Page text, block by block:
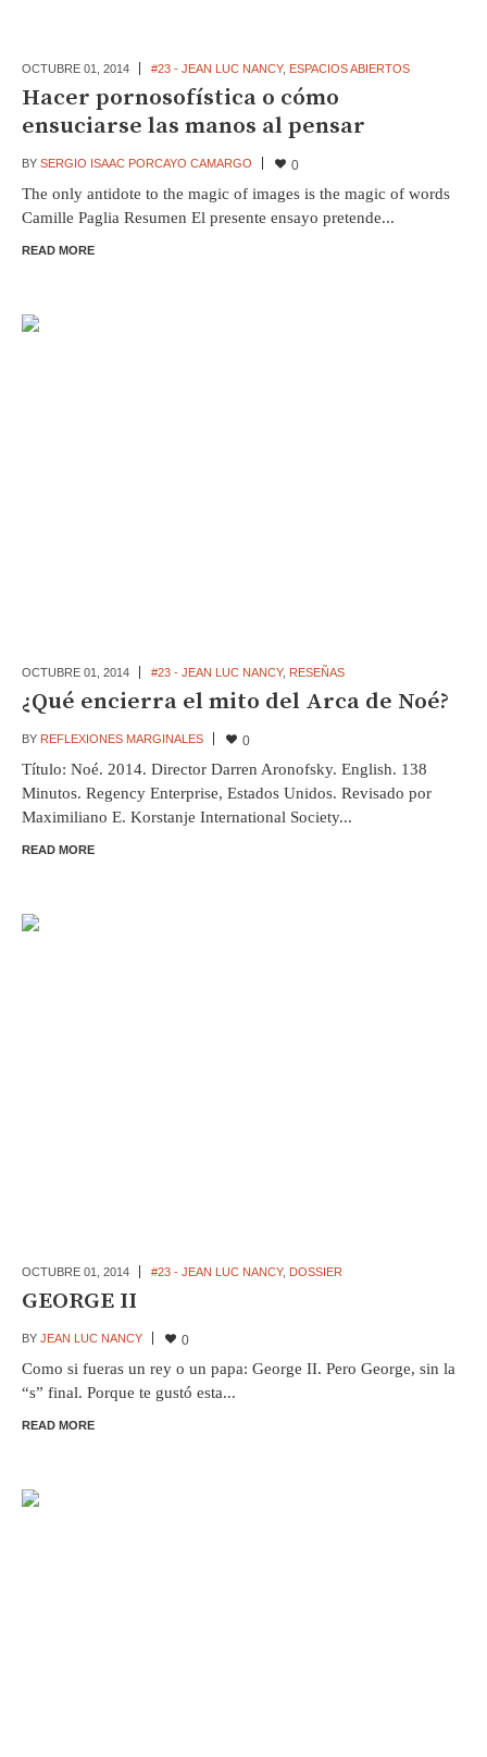
OCTUBRE 01, 2014 #23 - JEAN LUC NANCY, ESPACIOS ABIERTOS
Hacer pornosofística o cómo
ensuciarse las manos al pensar
BY SERGIO ISAAC PORCAYO CAMARGO 0
The only antidote to the magic of images is the magic of words
Camille Paglia Resumen El presente ensayo pretende...
READ MORE
OCTUBRE 01, 2014 #23 - JEAN LUC NANCY, RESEÑAS
¿Qué encierra el mito del Arca de Noé?
BY REFLEXIONES MARGINALES 0
Título: Noé. 2014. Director Darren Aronofsky. English. 138
Minutos. Regency Enterprise, Estados Unidos. Revisado por
Maximiliano E. Korstanje International Society...
READ MORE
OCTUBRE 01, 2014 #23 - JEAN LUC NANCY, DOSSIER
GEORGE II
BY JEAN LUC NANCY 0
Como si fueras un rey o un papa: George II. Pero George, sin la
“s” final. Porque te gustó esta...
READ MORE